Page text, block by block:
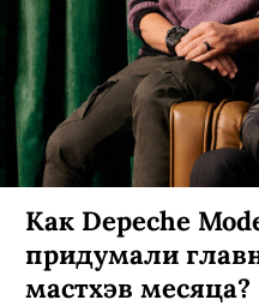
Как Depeche
придумали
мастхэв месяца?